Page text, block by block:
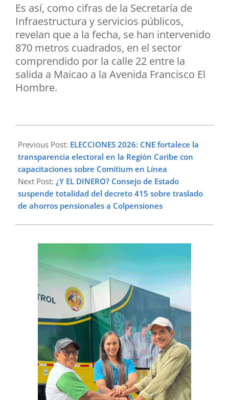
Es así, como cifras de la Secretaría de
Infraestructura y servicios públicos,
revelan que a la fecha, se han intervenido
870 metros cuadrados, en el sector
comprendido por la calle 22 entre la
salida a Maicao a la Avenida Francisco El
Hombre.
05-
11
Previous Post: ELECCIONES 2026: CNE fortalece la
transparencia electoral en la Región Caribe con
capacitaciones sobre Comitium en Línea
Next Post: ¿Y EL DINERO? Consejo de Estado
suspende totalidad del decreto 415 sobre traslado
de ahorros pensionales a Colpensiones